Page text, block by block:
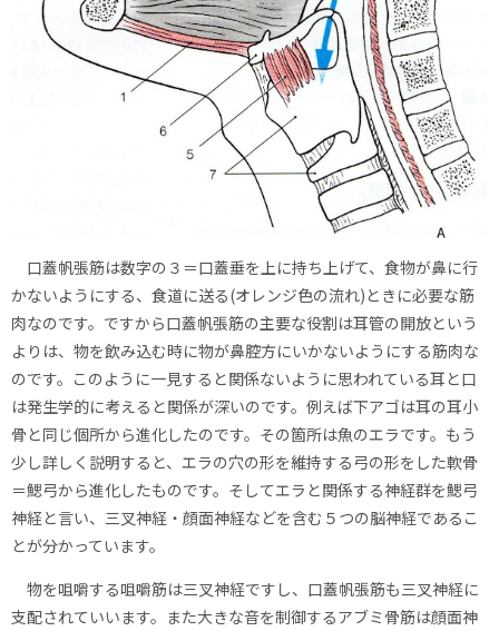
口蓋帆張筋は数字の３＝口蓋垂を上に持ち上げて、食物が鼻に行
かないようにする、食道に送る(オレンジ色の流れ)ときに必要な筋
肉なのです。ですから口蓋帆張筋の主要な役割は耳管の開放という
よりは、物を飲み込む時に物が鼻腔方にいかないようにする筋肉な
のです。このように一見すると関係ないように思われている耳と口
は発生学的に考えると関係が深いのです。例えば下アゴは耳の耳小
骨と同じ個所から進化したのです。その箇所は魚のエラです。もう
少し詳しく説明すると、エラの穴の形を維持する弓の形をした軟骨
＝鰓弓から進化したものです。そしてエラと関係する神経群を鰓弓
神経と言い、三叉神経・顔面神経などを含む５つの脳神経であるこ
とが分かっています。
物を咀嚼する咀嚼筋は三叉神経ですし、口蓋帆張筋も三叉神経に
支配されていいます。また大きな音を制御するアブミ骨筋は顔面神